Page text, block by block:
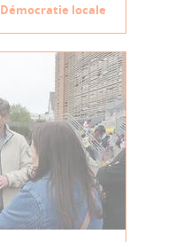
Démocratie locale